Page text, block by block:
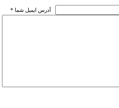
* آدرس ايميل شما